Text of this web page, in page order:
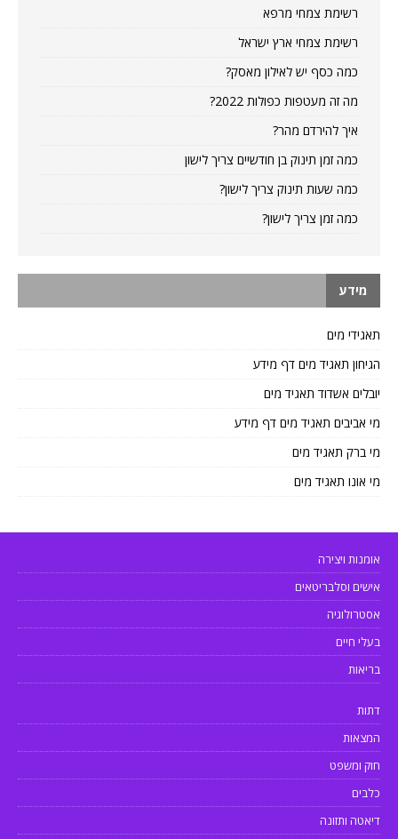
רשימת צמחי מרפא
רשימת צמחי ארץ ישראל
כמה כסף יש לאילון מאסק?
מה זה מעטפות כפולות 2022?
איך להירדם מהר?
כמה זמן תינוק בן חודשיים צריך לישון
כמה שעות תינוק צריך לישון?
כמה זמן צריך לישון?
מידע
תאגידי מים
הגיחון תאגיד מים דף מידע
יובלים אשדוד תאגיד מים
מי אביבים תאגיד מים דף מידע
מי ברק תאגיד מים
מי אונו תאגיד מים
אומנות ויצירה
אישים וסלבריטאים
אסטרולוגיה
בעלי חיים
בריאות
דתות
המצאות
חוק ומשפט
כלבים
דיאטה ותזונה